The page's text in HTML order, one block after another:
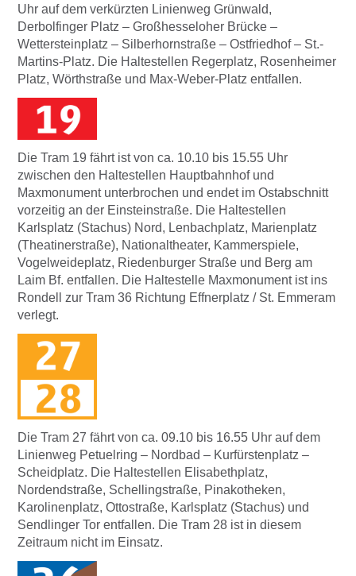
Uhr auf dem verkürzten Linienweg Grünwald,
Derbolfinger Platz – Großhesseloher Brücke –
Wettersteinplatz – Silberhornstraße – Ostfriedhof – St.-
Martins-Platz. Die Haltestellen Regerplatz, Rosenheimer
Platz, Wörthstraße und Max-Weber-Platz entfallen.
Die Tram 19 fährt ist von ca. 10.10 bis 15.55 Uhr
zwischen den Haltestellen Hauptbahnhof und
Maxmonument unterbrochen und endet im Ostabschnitt
vorzeitig an der Einsteinstraße. Die Haltestellen
Karlsplatz (Stachus) Nord, Lenbachplatz, Marienplatz
(Theatinerstraße), Nationaltheater, Kammerspiele,
Vogelweideplatz, Riedenburger Straße und Berg am
Laim Bf. entfallen. Die Haltestelle Maxmonument ist ins
Rondell zur Tram 36 Richtung Effnerplatz / St. Emmeram
verlegt.
Die Tram 27 fährt von ca. 09.10 bis 16.55 Uhr auf dem
Linienweg Petuelring – Nordbad – Kurfürstenplatz –
Scheidplatz. Die Haltestellen Elisabethplatz,
Nordendstraße, Schellingstraße, Pinakotheken,
Karolinenplatz, Ottostraße, Karlsplatz (Stachus) und
Sendlinger Tor entfallen. Die Tram 28 ist in diesem
Zeitraum nicht im Einsatz.